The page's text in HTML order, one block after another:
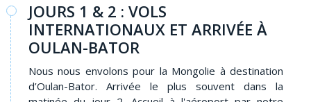
JOURS 1 & 2 : VOLS
INTERNATIONAUX ET ARRIVÉE À
OULAN-BATOR
Nous nous envolons pour la Mongolie à destination
d’Oulan-Bator. Arrivée le plus souvent dans la